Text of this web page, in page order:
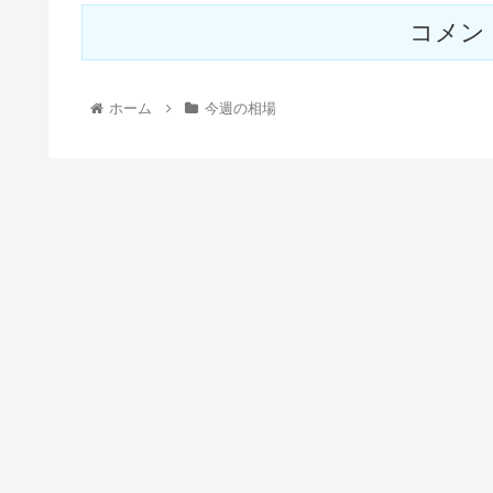
コメン
ホーム 今週の相場